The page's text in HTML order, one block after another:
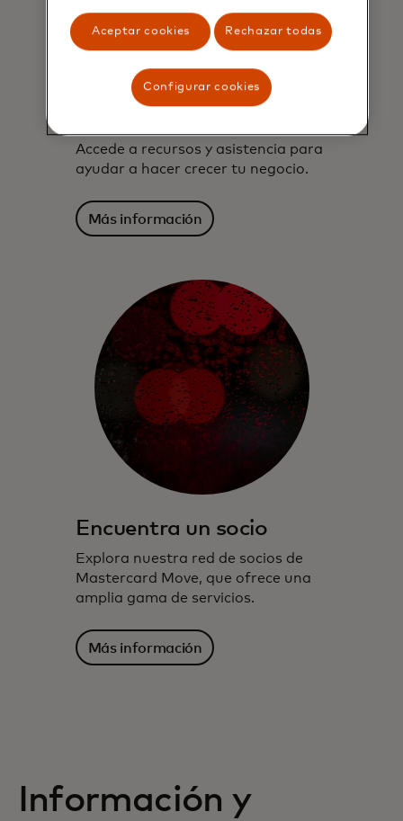
Accede a recursos y asistencia para
ayudar a hacer crecer tu negocio.
Más información
Encuentra un socio
Explora nuestra red de socios de
Mastercard Move, que ofrece una
amplia gama de servicios.
Más información
Información y
Aceptar cookies Rechazar todas
Configurar cookies